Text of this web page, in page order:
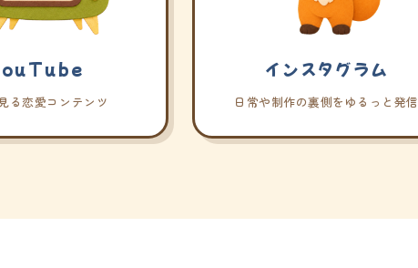
る恋愛コンテンツ
インスタグラム
日常や制作の裏側をゆるっと発信